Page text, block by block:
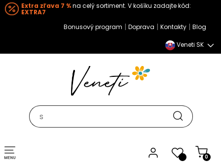
Extra zľava 7 %na celý sortiment. V košíku zadajte kód:
EXTRA7
Bonusový program | Doprava | Kontakty | Blog
Veneti SK
0
Toggle navigation